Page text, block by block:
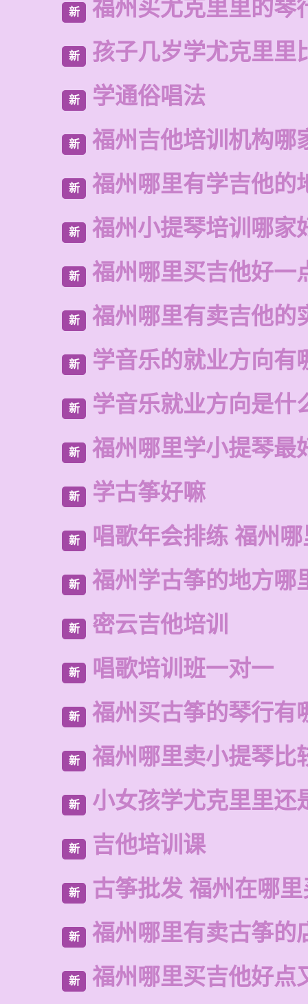
新 福州买尤克里里的琴
新 孩子几岁学尤克里里
新 学通俗唱法
新 福州吉他培训机构哪
新 福州哪里有学吉他的
新 福州小提琴培训哪家
新 福州哪里买吉他好一
新 福州哪里有卖吉他的
新 学音乐的就业方向有
新 学音乐就业方向是什
新 福州哪里学小提琴最
新 学古筝好嘛
新 唱歌年会排练 福州
新 福州学古筝的地方哪
新 密云吉他培训
新 唱歌培训班一对一
新 福州买古筝的琴行有
新 福州哪里卖小提琴比
新 小女孩学尤克里里还
新 吉他培训课
新 古筝批发 福州在哪
新 福州哪里有卖古筝的
新 福州哪里买吉他好点